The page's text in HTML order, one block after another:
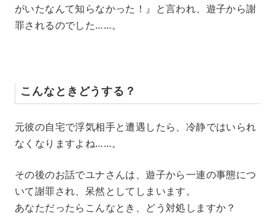
がいたなんて知らなかった！』と言われ、遊子から謝
罪されるのでした……。
こんなときどうする？
元彼の自宅で浮気相手と遭遇したら、冷静ではいられ
なくなりますよね……。
その後のお話でユナさんは、遊子から一連の事態につ
いて謝罪され、呆然としてしまいます。
あなただったらこんなとき、どう対処しますか？